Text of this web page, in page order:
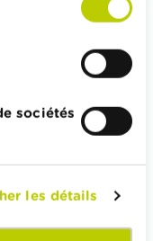
sociétés
les détails
rapport destiné
de la durabilité.
de produits
l’indiquer aux
financiers à